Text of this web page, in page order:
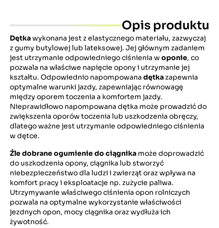
Opis produktu
Dętkawykonana jest z elastycznego materiału, zazwyczaj
z gumy butylowej lub lateksowej. Jej głównym zadaniem
jest utrzymanie odpowiedniego ciśnienia woponie, co
pozwala na właściwe napięcie opony i utrzymanie jej
kształtu. Odpowiednio napompowana dętkazapewnia
optymalne warunki jazdy, zapewniając równowagę
między oporem toczenia a komfortem jazdy.
Nieprawidłowo napompowana dętka może prowadzić do
zwiększenia oporów toczenia lub uszkodzenia obręczy,
dlatego ważne jest utrzymanie odpowiedniego ciśnienia
w dętce.
Źle dobrane ogumienie do ciągnika może doprowadzić
do uszkodzenia opony, ciągnika lub stworzyć
niebezpieczeństwo dla ludzi i zwierząt oraz wpływa na
komfort pracy i eksploatacje np. zużycie paliwa.
Utrzymywanie właściwego ciśnienia opon rolniczych
pozwala na optymalne wykorzystanie właściwości
jezdnych opon, mocy ciągnika oraz wydłuża ich
żywotność.